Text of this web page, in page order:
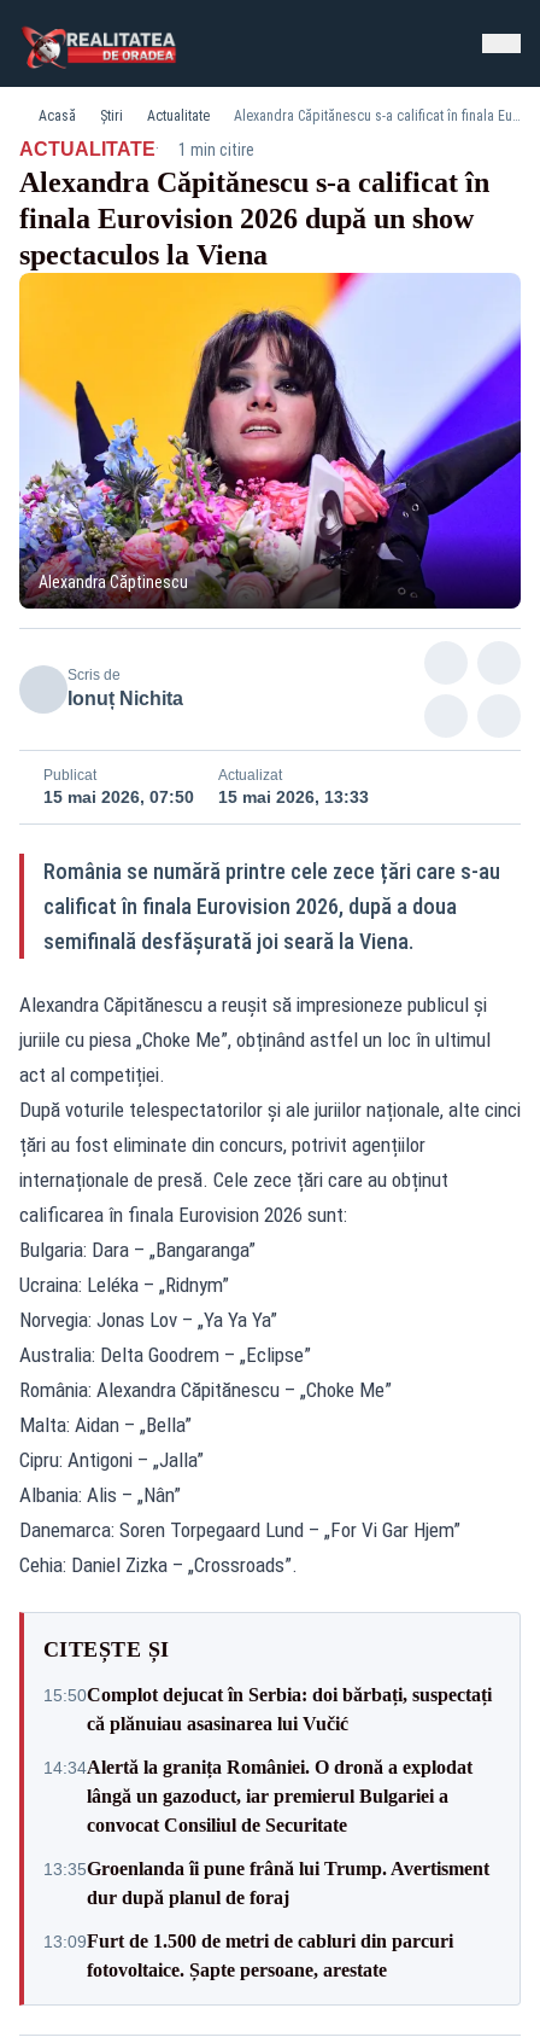
Acasă Știri Actualitate Alexandra Căpitănescu s-a calificat în finala Eurovision 2026 după un show spectaculos la Viena
ACTUALITATE· 1 min citire
Alexandra Căpitănescu s-a calificat în
finala Eurovision 2026 după un show
spectaculos la Viena
Alexandra Căptinescu
Scris de
Ionuț Nichita
Publicat
15 mai 2026, 07:50
Actualizat
15 mai 2026, 13:33
România se numără printre cele zece țări care s-au
calificat în finala Eurovision 2026, după a doua
semifinală desfășurată joi seară la Viena.
Alexandra Căpitănescu a reușit să impresioneze publicul și
juriile cu piesa „Choke Me”, obținând astfel un loc în ultimul
act al competiției.
După voturile telespectatorilor și ale juriilor naționale, alte cinci
țări au fost eliminate din concurs, potrivit agențiilor
internaționale de presă. Cele zece țări care au obținut
calificarea în finala Eurovision 2026 sunt:
Bulgaria: Dara – „Bangaranga”
Ucraina: Leléka – „Ridnym”
Norvegia: Jonas Lov – „Ya Ya Ya”
Australia: Delta Goodrem – „Eclipse”
România: Alexandra Căpitănescu – „Choke Me”
Malta: Aidan – „Bella”
Cipru: Antigoni – „Jalla”
Albania: Alis – „Nân”
Danemarca: Soren Torpegaard Lund – „For Vi Gar Hjem”
Cehia: Daniel Zizka – „Crossroads”.
CITEȘTE ȘI
15:50Complot dejucat în Serbia: doi bărbați, suspectați
că plănuiau asasinarea lui Vučić
14:34Alertă la granița României. O dronă a explodat
lângă un gazoduct, iar premierul Bulgariei a
convocat Consiliul de Securitate
13:35Groenlanda îi pune frână lui Trump. Avertisment
dur după planul de foraj
13:09Furt de 1.500 de metri de cabluri din parcuri
fotovoltaice. Șapte persoane, arestate